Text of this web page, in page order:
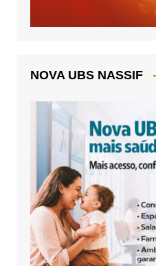
NOVA UBS NASSIF